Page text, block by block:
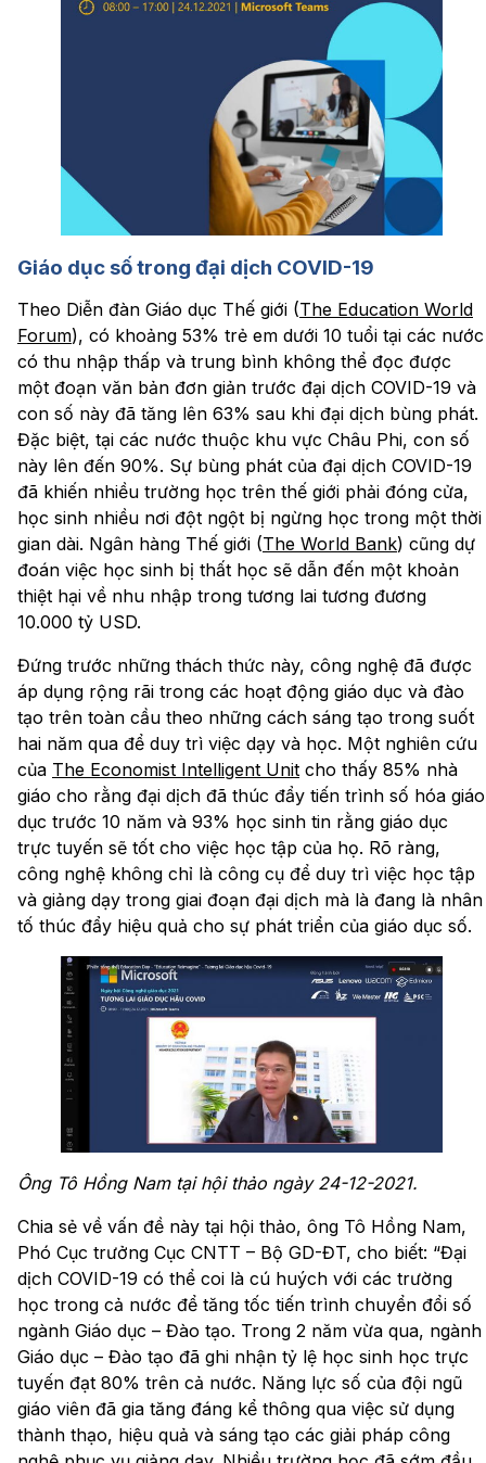
Giáo dục số trong đại dịch COVID-19
Theo Diễn đàn Giáo dục Thế giới (The Education World
Forum), có khoảng 53% trẻ em dưới 10 tuổi tại các nước
có thu nhập thấp và trung bình không thể đọc được
một đoạn văn bản đơn giản trước đại dịch COVID-19 và
con số này đã tăng lên 63% sau khi đại dịch bùng phát.
Đặc biệt, tại các nước thuộc khu vực Châu Phi, con số
này lên đến 90%. Sự bùng phát của đại dịch COVID-19
đã khiến nhiều trường học trên thế giới phải đóng cửa,
học sinh nhiều nơi đột ngột bị ngừng học trong một thời
gian dài. Ngân hàng Thế giới (The World Bank) cũng dự
đoán việc học sinh bị thất học sẽ dẫn đến một khoản
thiệt hại về nhu nhập trong tương lai tương đương
10.000 tỷ USD.
Đứng trước những thách thức này, công nghệ đã được
áp dụng rộng rãi trong các hoạt động giáo dục và đào
tạo trên toàn cầu theo những cách sáng tạo trong suốt
hai năm qua để duy trì việc dạy và học. Một nghiên cứu
của The Economist Intelligent Unit cho thấy 85% nhà
giáo cho rằng đại dịch đã thúc đẩy tiến trình số hóa giáo
dục trước 10 năm và 93% học sinh tin rằng giáo dục
trực tuyến sẽ tốt cho việc học tập của họ. Rõ ràng,
công nghệ không chỉ là công cụ để duy trì việc học tập
và giảng dạy trong giai đoạn đại dịch mà là đang là nhân
tố thúc đẩy hiệu quả cho sự phát triển của giáo dục số.
Ông Tô Hồng Nam tại hội thảo ngày 24-12-2021.
Chia sẻ về vấn đề này tại hội thảo, ông Tô Hồng Nam,
Phó Cục trưởng Cục CNTT – Bộ GD-ĐT, cho biết: “Đại
dịch COVID-19 có thể coi là cú huých với các trường
học trong cả nước để tăng tốc tiến trình chuyển đổi số
ngành Giáo dục – Đào tạo. Trong 2 năm vừa qua, ngành
Giáo dục – Đào tạo đã ghi nhận tỷ lệ học sinh học trực
tuyến đạt 80% trên cả nước. Năng lực số của đội ngũ
giáo viên đã gia tăng đáng kể thông qua việc sử dụng
thành thạo, hiệu quả và sáng tạo các giải pháp công